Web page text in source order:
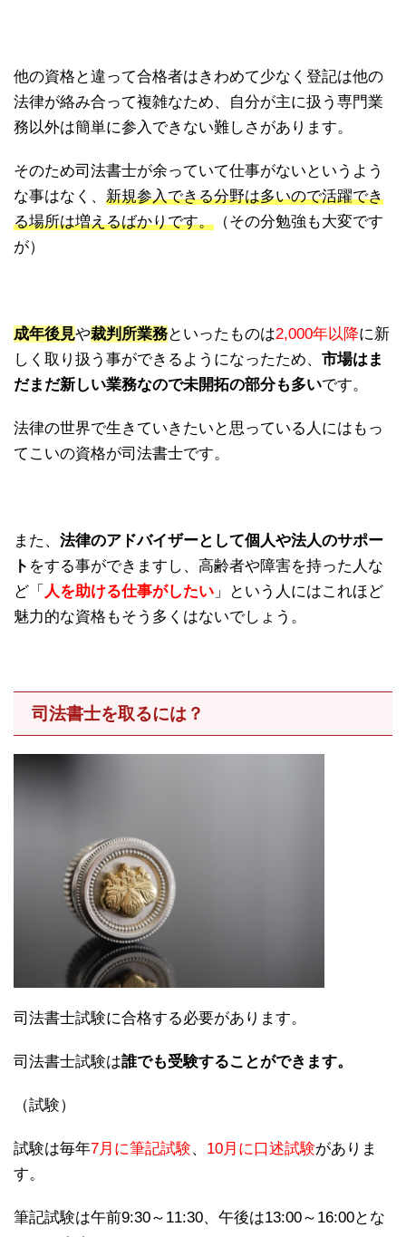
他の資格と違って合格者はきわめて少なく登記は他の
法律が絡み合って複雑なため、自分が主に扱う専門業
務以外は簡単に参入できない難しさがあります。
そのため司法書士が余っていて仕事がないというよう
な事はなく、 新規参入できる分野は多いので活躍でき
る場所は増えるばかりです。 （その分勉強も大変です
が）
成年後見や裁判所業務といったものは2,000年以降に新
しく取り扱う事ができるようになったため、 市場はま
だまだ新しい業務なので未開拓の部分も多いです。
法律の世界で生きていきたいと思っている人にはもっ
てこいの資格が司法書士です。
また、 法律のアドバイザーとして個人や法人のサポー
ト をする事ができますし、高齢者や障害を持った人な
ど「 人を助ける仕事がしたい 」という人にはこれほど
魅力的な資格もそう多くはないでしょう。
司法書士を取るには？
司法書士試験に合格する必要があります。
司法書士試験は誰でも受験することができます。
（試験）
試験は毎年7月に筆記試験、 10月に口述試験がありま
す。
筆記試験は午前9:30～11:30、午後は13:00～16:00とな